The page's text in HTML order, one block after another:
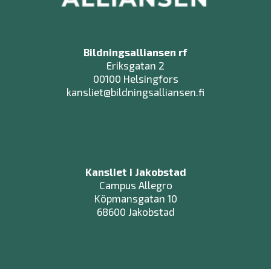
Bildningsalliansen rf
Eriksgatan 2
00100 Helsingfors
kansliet@bildningsalliansen.fi
Kansliet i Jakobstad
Campus Allegro
Köpmansgatan 10
68600 Jakobstad